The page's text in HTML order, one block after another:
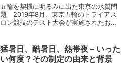
五輪を契機に明るみに出た東京の水質問
題 2019年8月、東京五輪のトライアス
ロン競技のテスト大会が実施されたお台
る」「水が濁っている」といった苦情が
相次ぎ、大会後、同会場...
猛暑日、酷暑日、熱帯夜 – いった
い何度？その制定の由来と背景